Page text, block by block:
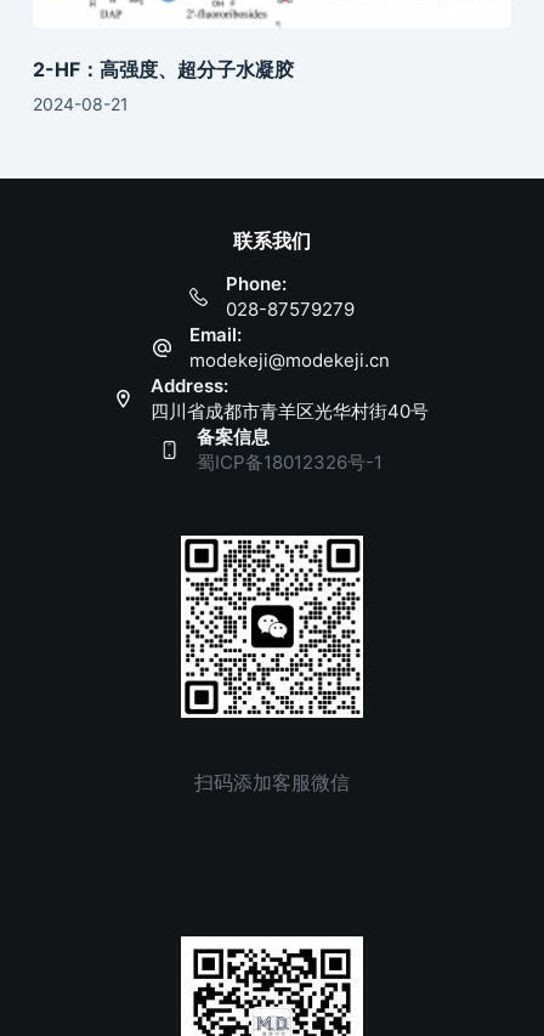
2-HF：高强度、超分子水凝胶
2024-08-21
联系我们
Phone:
028-87579279
Email:
modekeji@modekeji.cn
Address:
四川省成都市青羊区光华村街40号
备案信息
蜀ICP备18012326号-1
扫码添加客服微信